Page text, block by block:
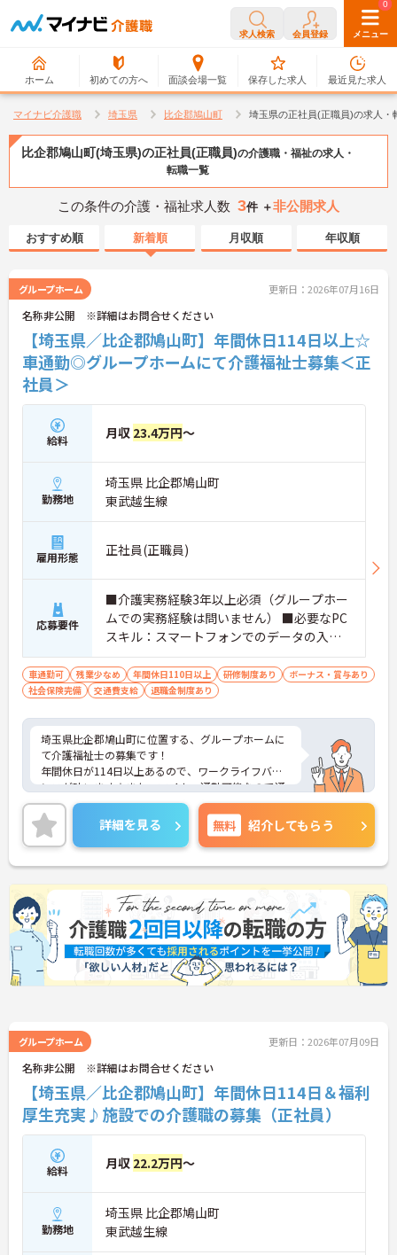
求人検索 会員登録 メニュー
ホーム 初めての方へ 面談会場一覧
0
保存した求人
0
最近見た求人
マイナビ介護職 埼玉県 比企郡鳩山町 埼玉県の正社員(正職員)の求人・
比企郡鳩山町(埼玉県)の正社員(正職員)の介護職・福祉の求人・
転職一覧
この条件の介護・福祉求人数 3件 ＋非公開求人
おすすめ順 新着順 月収順 年収順
グループホーム 更新日：2026年07月16日
名称非公開 ※詳細はお問合せください
【埼玉県／比企郡鳩山町】年間休日114日以上☆
車通勤◎グループホームにて介護福祉士募集＜正
社員＞
給料 月収 23.4万円～
勤務地
埼玉県 比企郡鳩山町
東武越生線
雇用形態 正社員(正職員)
応募要件
■介護実務経験3年以上必須（グループホー
ムでの実務経験は問いません） ■必要なPC
スキル：スマートフォンでのデータの入力
が必須
車通勤可 残業少なめ 年間休日110日以上 研修制度あり
ボーナス・賞与あり
社会保険完備
交通費支給 退職金制度あり
埼玉県比企郡鳩山町に位置する、グループホームに
て介護福祉士の募集です！
年間休日が114日以上あるので、ワークライフバラ
ンスが叶います☆また、マイカー通勤可能なので通
勤らくらくです◎
ご興味のある方には、面接対策ポイントなど、さら
に詳細をお話しいたしますのでお気軽にご相談くだ
さい！
詳細を見る 無料 紹介してもらう
グループホーム 更新日：2026年07月09日
名称非公開 ※詳細はお問合せください
【埼玉県／比企郡鳩山町】年間休日114日＆福利
厚生充実♪施設での介護職の募集（正社員）
給料 月収 22.2万円～
勤務地
埼玉県 比企郡鳩山町
東武越生線